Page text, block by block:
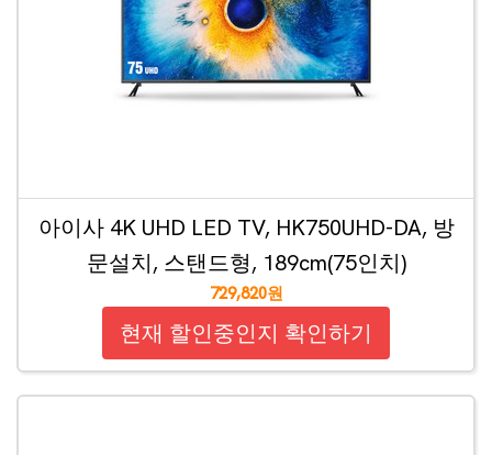
아이사 4K UHD LED TV, HK750UHD-DA, 방
문설치, 스탠드형, 189cm(75인치)
729,820원
현재 할인중인지 확인하기